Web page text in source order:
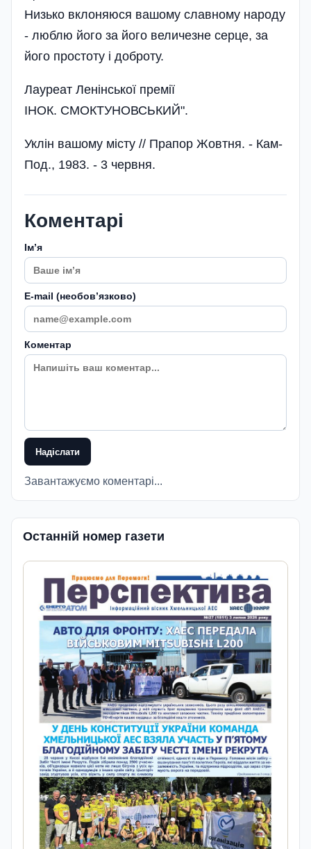
Низько вклоняюся вашому славному народу
- люблю його за його величезне серце, за
його простоту і доброту.
Лауреат Ленінської премії
ІНОК. СМОКТУНОВСЬКИЙ".
Уклін вашому місту // Прапор Жовтня. - Кам-
Под., 1983. - 3 червня.
Коментарі
Імʼя
E-mail (необовʼязково)
Коментар
Надіслати
Завантажуємо коментарі...
Останній номер газети